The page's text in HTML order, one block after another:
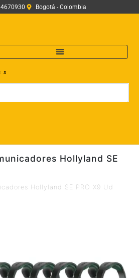
Bogotá - Colombia
Hollyland SE
Hollyland SE PRO X9 Ud